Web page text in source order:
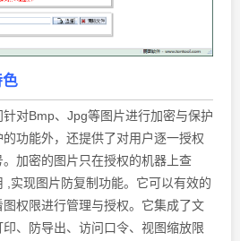
Bmp、Jpg等图片进行加密与保护
功能外，还提供了对用户逐一授权
加密的图片只在授权的机器上查
,实现图片防复制功能。它可以有效的
权限进行管理与授权。它集成了文
、防导出、访问口令、视图缩放限